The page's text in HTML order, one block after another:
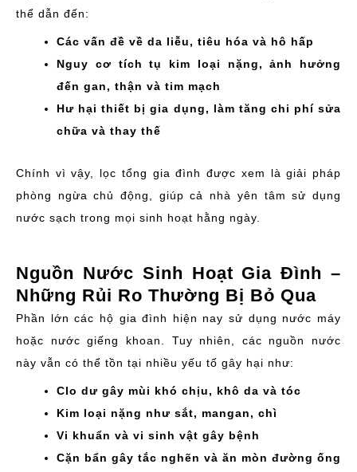
thể dẫn đến:
Các vấn đề về da liễu, tiêu hóa và hô hấp
Nguy cơ tích tụ kim loại nặng, ảnh hưởng
đến gan, thận và tim mạch
Hư hại thiết bị gia dụng, làm tăng chi phí sửa
chữa và thay thế
Chính vì vậy, lọc tổng gia đình được xem là giải pháp
phòng ngừa chủ động, giúp cả nhà yên tâm sử dụng
nước sạch trong mọi sinh hoạt hằng ngày.
Nguồn Nước Sinh Hoạt Gia Đình –
Những Rủi Ro Thường Bị Bỏ Qua
Phần lớn các hộ gia đình hiện nay sử dụng nước máy
hoặc nước giếng khoan. Tuy nhiên, các nguồn nước
này vẫn có thể tồn tại nhiều yếu tố gây hại như:
Clo dư gây mùi khó chịu, khô da và tóc
Kim loại nặng như sắt, mangan, chì
Vi khuẩn và vi sinh vật gây bệnh
Cặn bẩn gây tắc nghẽn và ăn mòn đường ống